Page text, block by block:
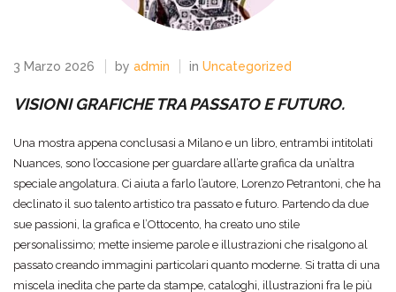
3 Marzo 2026 by admin in Uncategorized
VISIONI GRAFICHE TRA PASSATO E FUTURO.
Una mostra appena conclusasi a Milano e un libro, entrambi intitolati
Nuances, sono l’occasione per guardare all’arte grafica da un’altra
speciale angolatura. Ci aiuta a farlo l’autore, Lorenzo Petrantoni, che ha
declinato il suo talento artistico tra passato e futuro. Partendo da due
sue passioni, la grafica e l’Ottocento, ha creato uno stile
personalissimo; mette insieme parole e illustrazioni che risalgono al
passato creando immagini particolari quanto moderne. Si tratta di una
miscela inedita che parte da stampe, cataloghi, illustrazioni fra le più